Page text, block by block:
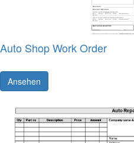
Auto Shop Work Order
Ansehen